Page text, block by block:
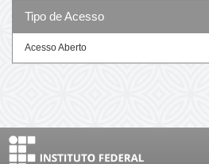
Tipo de Acesso
Acesso Aberto